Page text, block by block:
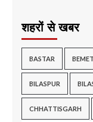
शहरों से खबर
BASTAR
BILASPUR
CHHATTISGARH